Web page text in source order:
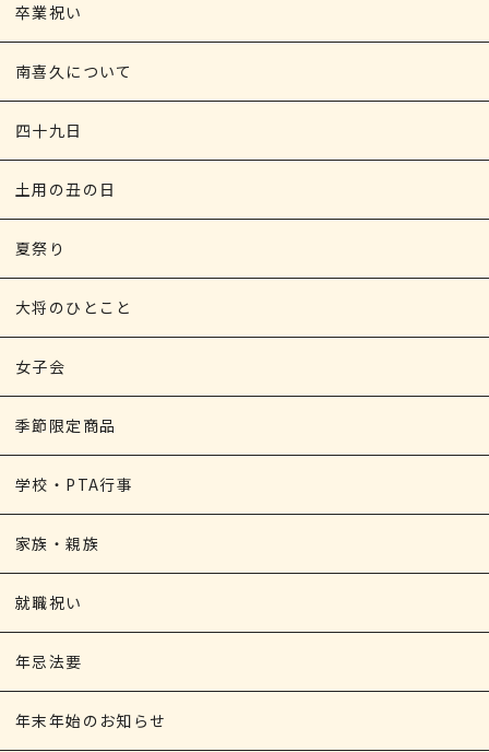
卒業祝い
南喜久について
四十九日
土用の丑の日
夏祭り
大将のひとこと
女子会
季節限定商品
学校・PTA行事
家族・親族
就職祝い
年忌法要
年末年始のお知らせ